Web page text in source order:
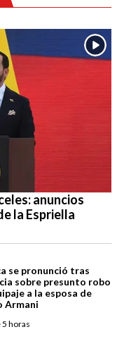
anuncios
la Espriella
se pronunció tras
sobre presunto robo
a la esposa de
Armani
5 horas